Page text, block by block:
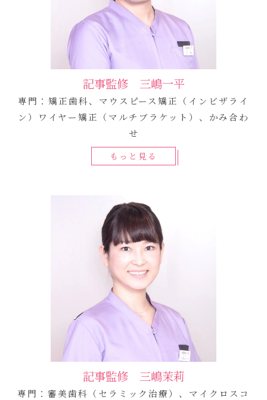
記事監修 三嶋一平
専門：矯正歯科、マウスピース矯正（インビザライ
ン）ワイヤー矯正（マルチブラケット）、かみ合わ
せ
もっと見る
記事監修 三嶋茉莉
専門：審美歯科（セラミック治療）、マイクロスコ